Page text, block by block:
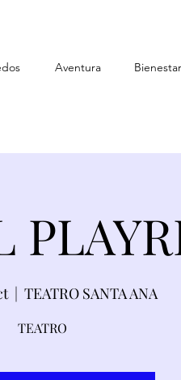
Aventura Bienestar
  |
TEATRO SANTA ANA
TEATRO